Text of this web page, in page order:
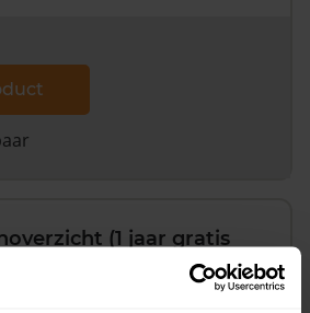
(1 jaar gratis